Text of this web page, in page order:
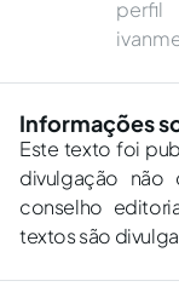
Informações
Este texto foi
divulgação não
conselho
textos são